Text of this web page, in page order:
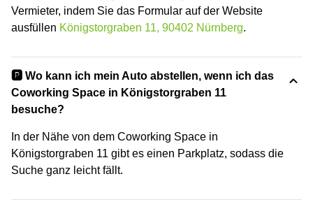
Vermieter, indem Sie das Formular auf der Website
ausfüllen Königstorgraben 11, 90402 Nürnberg.
🅿️ Wo kann ich mein Auto abstellen, wenn ich das
Coworking Space in Königstorgraben 11
besuche?
In der Nähe von dem Coworking Space in
Königstorgraben 11 gibt es einen Parkplatz, sodass die
Suche ganz leicht fällt.